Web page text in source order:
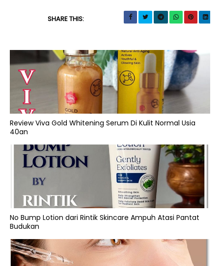
SHARE THIS:
Review Viva Gold Whitening Serum Di Kulit Normal Usia
40an
No Bump Lotion dari Rintik Skincare Ampuh Atasi Pantat
Budukan